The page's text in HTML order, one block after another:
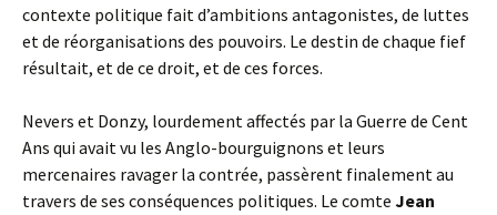
contexte politique fait d’ambitions antagonistes, de luttes
et de réorganisations des pouvoirs. Le destin de chaque fief
résultait, et de ce droit, et de ces forces.
Nevers et Donzy, lourdement affectés par la Guerre de Cent
Ans qui avait vu les Anglo-bourguignons et leurs
mercenaires ravager la contrée, passèrent finalement au
travers de ses conséquences politiques. Le comte Jean